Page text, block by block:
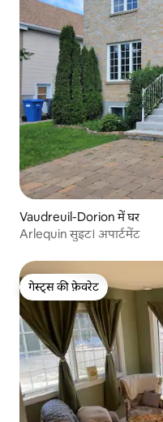
Vaudreuil-Dorion में घर
Arlequin सुइट। अपार्टमेंट
गेस्ट्स की फ़ेवरेट
गेस्ट्स की फ़ेवरेट